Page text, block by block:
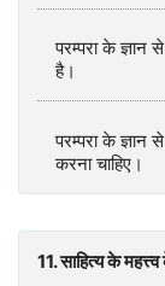
परम्परा के ज्ञान
है।
परम्परा के ज्ञान
करना चाहिए।
11. साहित्य के